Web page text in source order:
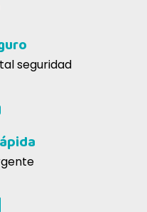
apprezzato molto dal
dai prodotti più
cagnolina ed è rientrata nei
seguridad